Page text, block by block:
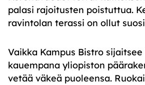
palasi rajoitusten poistuttua.
ravintolan terassi on ollut
Vaikka Kampus Bistro
kauempana yliopiston
vetää väkeä puoleensa.